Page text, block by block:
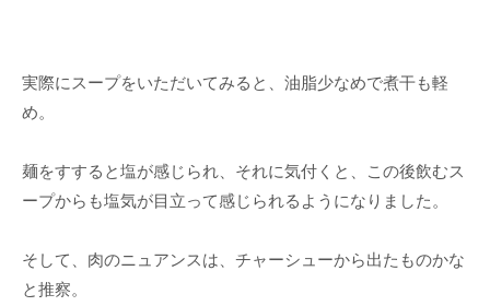
実際にスープをいただいてみると、油脂少なめで煮干も軽
め。
麺をすすると塩が感じられ、それに気付くと、この後飲むス
ープからも塩気が目立って感じられるようになりました。
そして、肉のニュアンスは、チャーシューから出たものかな
と推察。